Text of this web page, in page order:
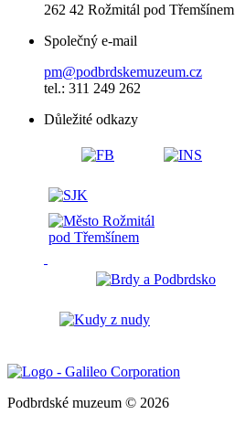
262 42 Rožmitál pod Třemšínem
Společný e-mail
pm@podbrdskemuzeum.cz
tel.: 311 249 262
Důležité odkazy
Podbrdské muzeum © 2026